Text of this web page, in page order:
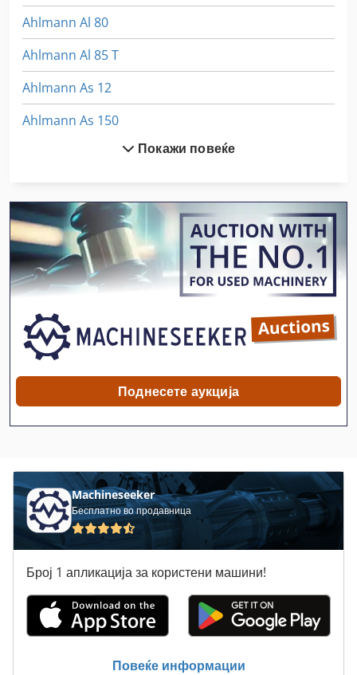
Ahlmann Al 80
Ahlmann Al 85 T
Ahlmann As 12
Ahlmann As 150
Ahlmann As 90
Ahlmann Az 10
Ahlmann Az 14
Ahlmann Az 150
Ammann
Kramer
Kramer 2506
Kramer 280
Kramer 312
Kramer 318
Kramer 346
Kramer 580
Покажи повеќе
Поднесете аукција
Machineseeker
Бесплатно во продавница
Број 1 апликација за користени машини!
Повеќе информации